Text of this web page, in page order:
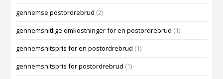
gennemse postordrebrud (2)
gennemsnitlige omkostninger for en postordrebrud (1)
gennemsnitspris for en postordrebrud (1)
gennemsnitspris for postordrebrud (1)